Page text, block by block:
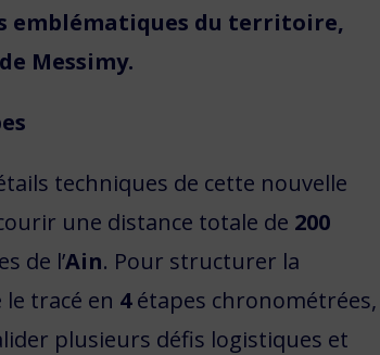
emblématiques du territoire,
Messimy.
techniques de cette nouvelle
une distance totale de 200
de l’Ain. Pour structurer la
tracé en 4étapes chronométrées,
plusieurs défis logistiques et